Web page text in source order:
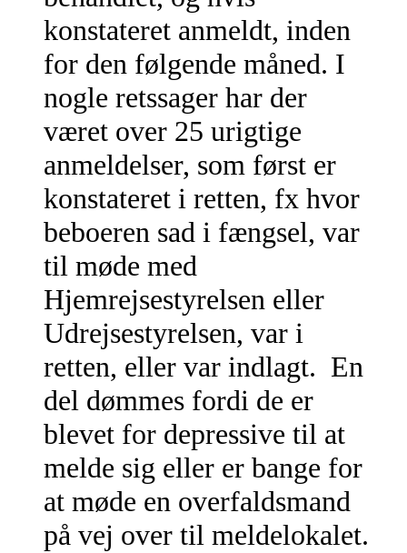
konstateret anmeldt, inden
for den følgende måned. I
nogle retssager har der
været over 25 urigtige
anmeldelser, som først er
konstateret i retten, fx hvor
beboeren sad i fængsel, var
til møde med
Hjemrejsestyrelsen eller
Udrejsestyrelsen, var i
retten, eller var indlagt. En
del dømmes fordi de er
blevet for depressive til at
melde sig eller er bange for
at møde en overfaldsmand
på vej over til meldelokalet.